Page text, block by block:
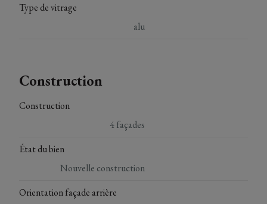
Type de vitrage
alu
Construction
Construction
4 façades
État du bien
Nouvelle construction
Orientation façade arrière